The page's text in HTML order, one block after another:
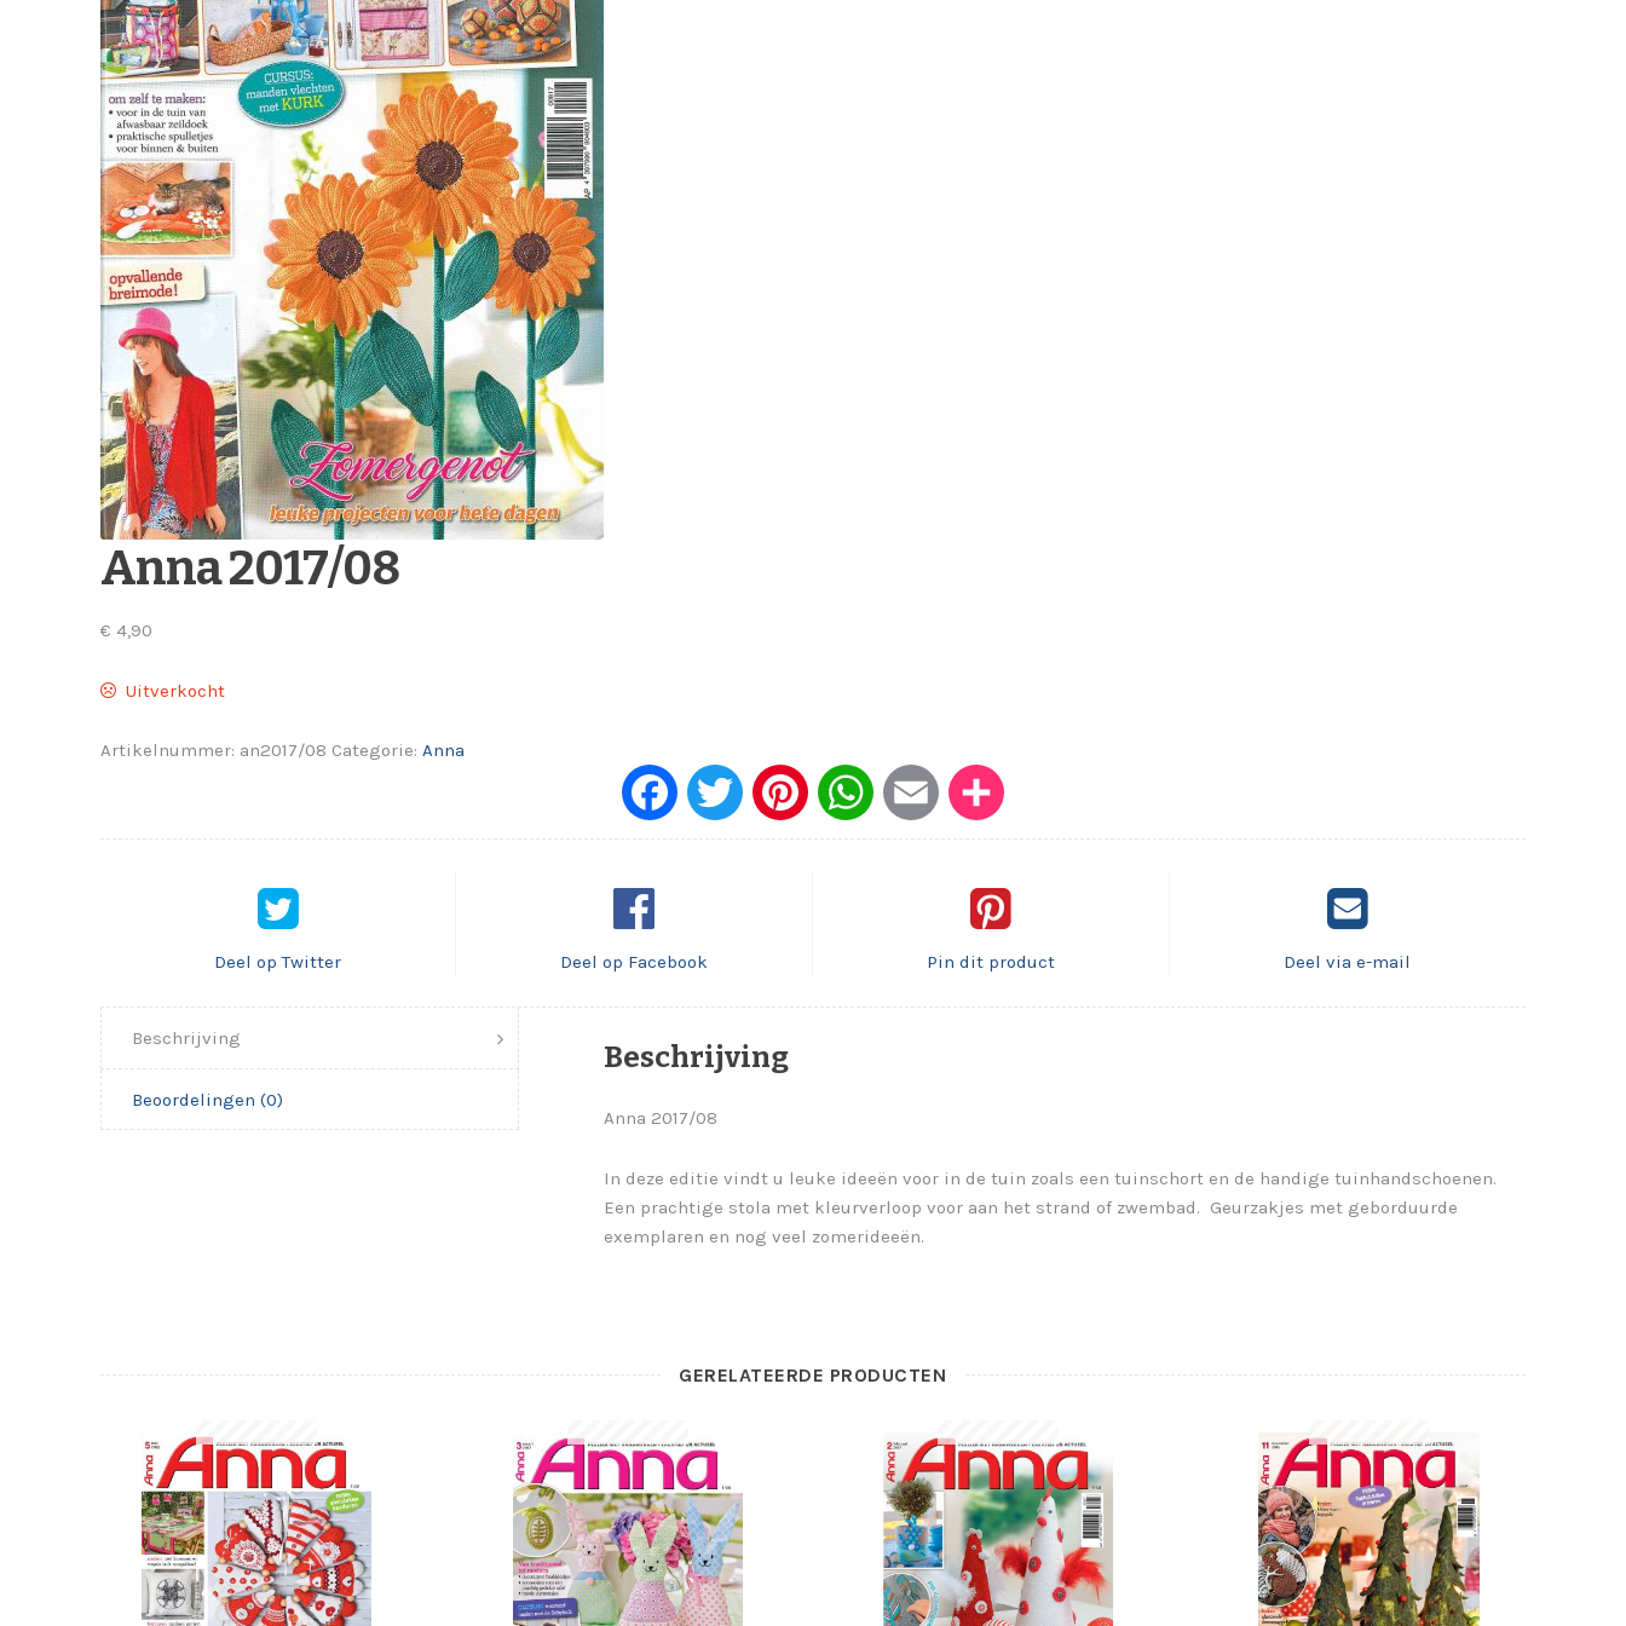
Anna 2017/08
€ 4,90
Uitverkocht
Artikelnummer: an2017/08 Categorie: Anna
Face Twitt Pinte What Emai
Deel op Twitter Deel op Facebook Pin dit product Deel via e-mail
Beschrijving
Beoordelingen (0)
Beschrijving
Anna 2017/08
In deze editie vindt u leuke ideeën voor in de tuin zoals een tuinschort en de handige tuinhandschoenen.
Een prachtige stola met kleurverloop voor aan het strand of zwembad. Geurzakjes met geborduurde
exemplaren en nog veel zomerideeën.
GERELATEERDE PRODUCTEN